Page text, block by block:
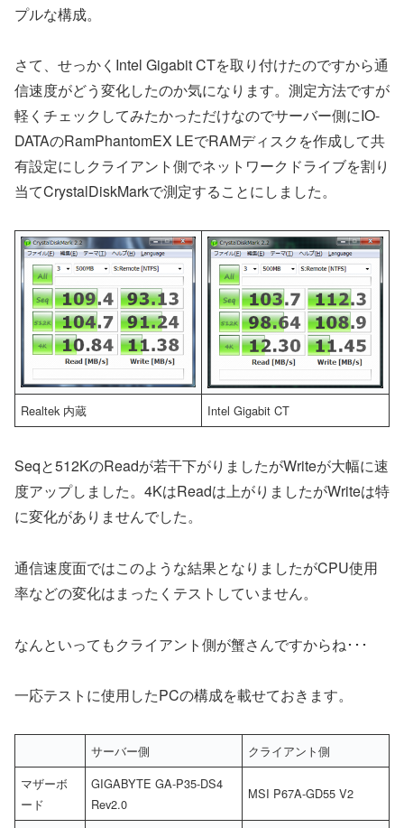
プルな構成。
さて、せっかくIntel Gigabit CTを取り付けたのですから通
信速度がどう変化したのか気になります。測定方法ですが
軽くチェックしてみたかっただけなのでサーバー側にIO-
DATAのRamPhantomEX LEでRAMディスクを作成して共
有設定にしクライアント側でネットワークドライブを割り
当てCrystalDiskMarkで測定することにしました。
Realtek 内蔵 Intel Gigabit CT
Seqと512KのReadが若干下がりましたがWriteが大幅に速
度アップしました。4KはReadは上がりましたがWriteは特
に変化がありませんでした。
通信速度面ではこのような結果となりましたがCPU使用
率などの変化はまったくテストしていません。
なんといってもクライアント側が蟹さんですからね･･･
一応テストに使用したPCの構成を載せておきます。
サーバー側
クライアント側
マザーボ
ード
GIGABYTE GA-P35-DS4
Rev2.0
MSI P67A-GD55 V2